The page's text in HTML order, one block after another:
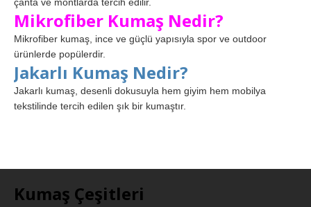
Mikrofiber Kumaş Nedir?
Mikrofiber kumaş, ince ve güçlü yapısıyla spor ve outdoor
ürünlerde popülerdir.
Jakarlı Kumaş Nedir?
Jakarlı kumaş, desenli dokusuyla hem giyim hem mobilya
tekstilinde tercih edilen şık bir kumaştır.
Kumaş Çeşitleri